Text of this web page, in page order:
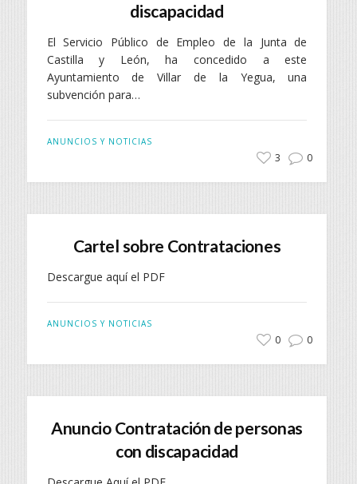
discapacidad
El Servicio Público de Empleo de la Junta de
Castilla y León, ha concedido a este
Ayuntamiento de Villar de la Yegua, una
subvención para…
ANUNCIOS Y NOTICIAS
3 0
Cartel sobre Contrataciones
Descargue aquí el PDF
ANUNCIOS Y NOTICIAS
0 0
Anuncio Contratación de personas
con discapacidad